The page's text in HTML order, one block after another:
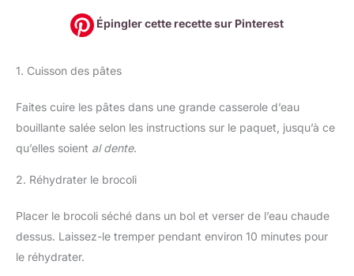
Épingler cette recette sur Pinterest
1. Cuisson des pâtes
Faites cuire les pâtes dans une grande casserole d’eau
bouillante salée selon les instructions sur le paquet, jusqu’à ce
qu’elles soient al dente.
2. Réhydrater le brocoli
Placer le brocoli séché dans un bol et verser de l’eau chaude
dessus. Laissez-le tremper pendant environ 10 minutes pour
le réhydrater.